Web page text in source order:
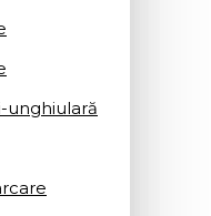
unghiulară